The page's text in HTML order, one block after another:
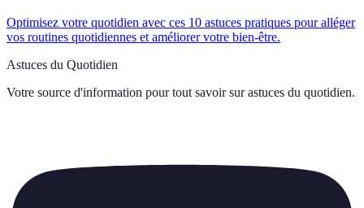
Optimisez votre quotidien avec ces 10 astuces pratiques pour alléger
vos routines quotidiennes et améliorer votre bien-être.
Astuces du Quotidien
Votre source d'information pour tout savoir sur astuces du quotidien.